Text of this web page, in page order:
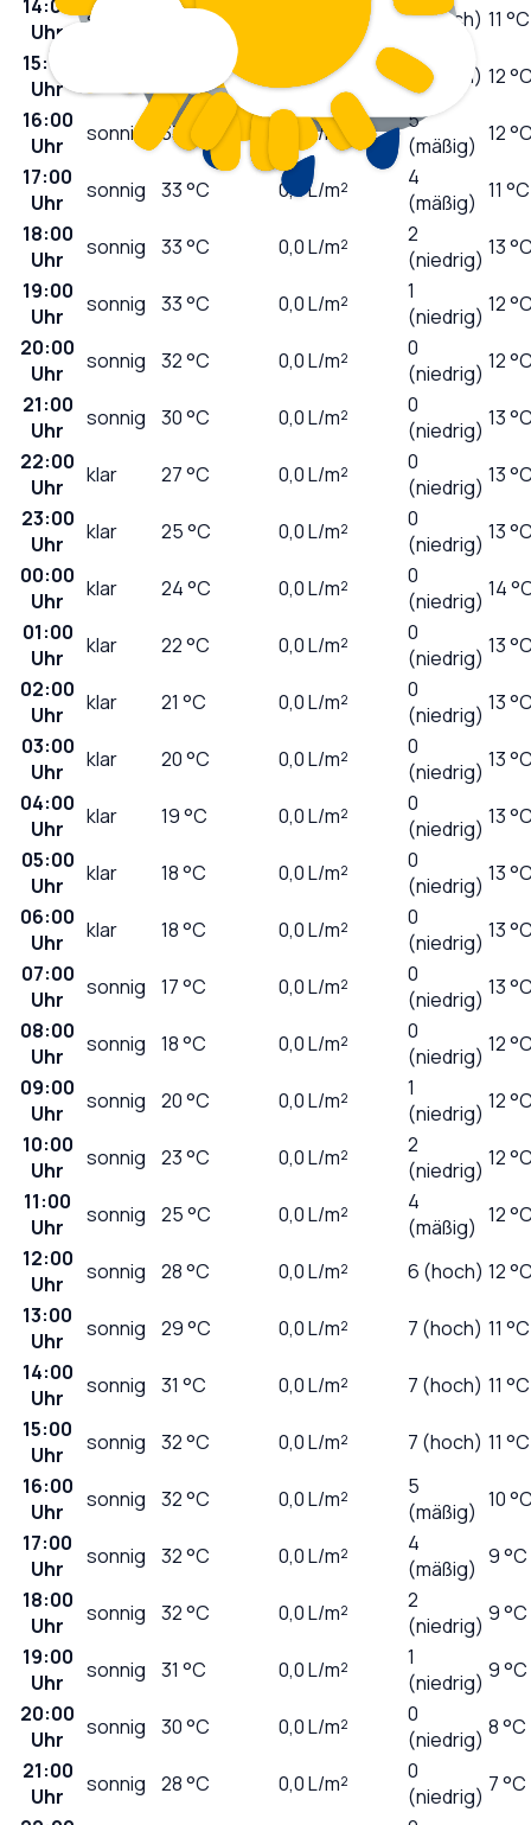
14:00
Uhr
sonnig °C 7 (hoch) 11 °C
15:00
Uhr
L/m² 7 (hoch) 12
16:00
Uhr
sonnig 33 °C L/m²
5
(mäßig) 12
17:00
Uhr
sonnig 33°C 0,0L/m²
4
(mäßig) 11 °C
18:00
Uhr
sonnig 33°C 0,0L/m²
2
(niedrig) 13
19:00
Uhr
sonnig 33°C 0,0L/m²
1
(niedrig) 12
20:00
Uhr
sonnig 32°C 0,0L/m²
0
(niedrig) 12
21:00
Uhr
sonnig 30°C 0,0L/m²
0
(niedrig) 13
22:00
Uhr
klar 27°C 0,0L/m²
0
(niedrig) 13
23:00
Uhr
klar 25°C 0,0L/m²
0
(niedrig) 13
00:00
Uhr
klar 24°C 0,0L/m²
0
(niedrig) 14
01:00
Uhr
klar 22°C 0,0L/m²
0
(niedrig) 13
02:00
Uhr
klar 21 °C 0,0L/m²
0
(niedrig) 13
03:00
Uhr
klar 20°C 0,0L/m²
0
(niedrig) 13
04:00
Uhr
klar 19°C 0,0L/m²
0
(niedrig) 13
05:00
Uhr
klar 18°C 0,0L/m²
0
(niedrig) 13
06:00
Uhr
klar 18°C 0,0L/m²
0
(niedrig) 13
07:00
Uhr
sonnig 17°C 0,0L/m²
0
(niedrig) 13
08:00
Uhr
sonnig 18°C 0,0L/m²
0
(niedrig) 12
09:00
Uhr
sonnig 20°C 0,0L/m²
1
(niedrig) 12
10:00
Uhr
sonnig 23°C 0,0L/m²
2
(niedrig) 12
11:00
Uhr
sonnig 25°C 0,0L/m²
4
(mäßig) 12
12:00
Uhr
sonnig 28°C 0,0L/m² 6 (hoch) 12
13:00
Uhr
sonnig 29°C 0,0L/m² 7 (hoch) 11 °C
14:00
Uhr
sonnig 31 °C 0,0L/m² 7 (hoch) 11 °C
15:00
Uhr
sonnig 32°C 0,0L/m² 7 (hoch) 11 °C
16:00
Uhr
sonnig 32°C 0,0L/m²
5
(mäßig) 10
17:00
Uhr
sonnig 32°C 0,0L/m²
4
(mäßig) 9 °C
18:00
Uhr
sonnig 32°C 0,0L/m²
2
(niedrig) 9 °C
19:00
Uhr
sonnig 31 °C 0,0L/m²
1
(niedrig) 9 °C
20:00
Uhr
sonnig 30°C 0,0L/m²
0
(niedrig) 8 °C
21:00
Uhr
sonnig 28°C 0,0L/m²
0
(niedrig) 7 °C